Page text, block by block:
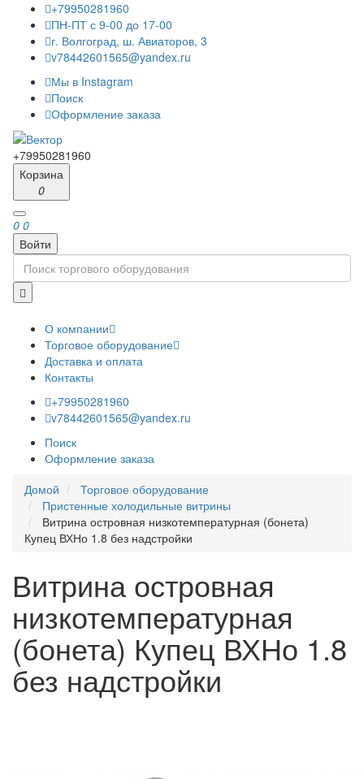
+79950281960
ПН-ПТ с 9-00 до 17-00
г. Волгоград, ш. Авиаторов, 3
v78442601565@yandex.ru
Мы в Instagram
Поиск
Оформление заказа
+79950281960
Корзина
0
0 0
Войти
О компании
Торговое оборудование
Доставка и оплата
Контакты
+79950281960
v78442601565@yandex.ru
Поиск
Оформление заказа
Домой
Торговое оборудование
Пристенные холодильные витрины
Витрина островная низкотемпературная (бонета)
Купец ВХНо 1.8 без надстройки
Витрина островная
низкотемпературная
(бонета) Купец ВХНо 1.8
без надстройки